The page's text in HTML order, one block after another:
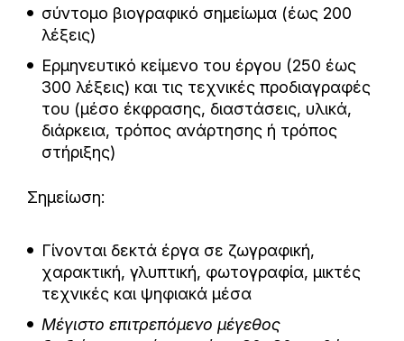
σύντομο βιογραφικό σημείωμα (έως 200
λέξεις)
Ερμηνευτικό κείμενο του έργου (250 έως
300 λέξεις) και τις τεχνικές προδιαγραφές
του (μέσο έκφρασης, διαστάσεις, υλικά,
διάρκεια, τρόπος ανάρτησης ή τρόπος
στήριξης)
Σημείωση:
Γίνονται δεκτά έργα σε ζωγραφική,
χαρακτική, γλυπτική, φωτογραφία, μικτές
τεχνικές και ψηφιακά μέσα
Μέγιστο επιτρεπόμενο μέγεθος